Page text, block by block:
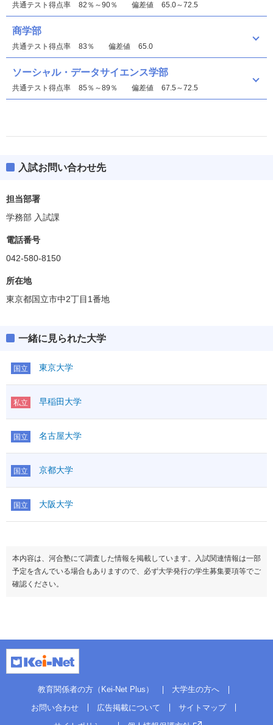
共通テスト得点率 82％～90％ 偏差値 65.0～72.5
商学部
共通テスト得点率 83％ 偏差値 65.0
ソーシャル・データサイエンス学部
共通テスト得点率 85％～89％ 偏差値 67.5～72.5
偏差値
法学部
偏差値
経済学部
偏差値
商学部
ソーシャル・データサイエンス学部
入試お問い合わせ先
担当部署
学務部 入試課
電話番号
042-580-8150
所在地
東京都国立市中2丁目1番地
一緒に見られた大学
国立 東京大学
私立 早稲田大学
国立 名古屋大学
国立 京都大学
国立 大阪大学
本内容は、河合塾にて調査した情報を掲載しています。入試関連情報は一部
予定を含んでいる場合もありますので、必ず大学発行の学生募集要項等でご
確認ください。
教育関係者の方（Kei-Net Plus）
大学生の方へ
お問い合わせ
広告掲載について
サイトマップ